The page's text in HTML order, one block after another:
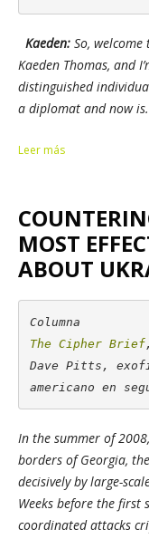
Kaeden: So, welcome
Kaeden Thomas, and
distinguished
a diplomat and now
Leer más
MOST
ABOUT
The Cipher Brief
Dave Pitts,
americano en
In the summer of
borders of Georgia,
decisively by large-
Weeks before the first
coordinated attacks